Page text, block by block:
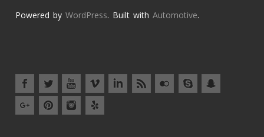
Powered by WordPress. Built with Automotive.